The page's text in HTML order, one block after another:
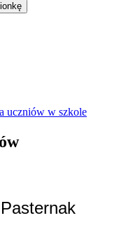
uczniów w szkole